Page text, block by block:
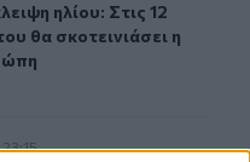
ηλίου: Στις 12
ηλίου: Στις 12
θα σκοτεινιάσει η
η σύγκρουση για τη
23:15